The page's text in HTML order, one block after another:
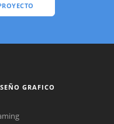
GRAFICO